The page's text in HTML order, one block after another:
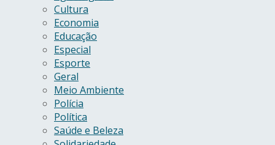
Cultura
Economia
Educação
Especial
Esporte
Geral
Meio Ambiente
Polícia
Política
Saúde e Beleza